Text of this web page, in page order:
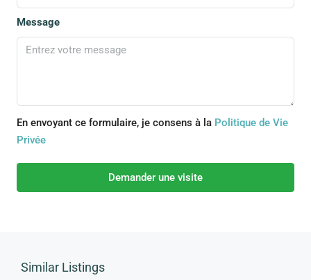
Message
En envoyant ce formulaire, je consens à la Politique de Vie
Privée
Demander une visite
Similar Listings